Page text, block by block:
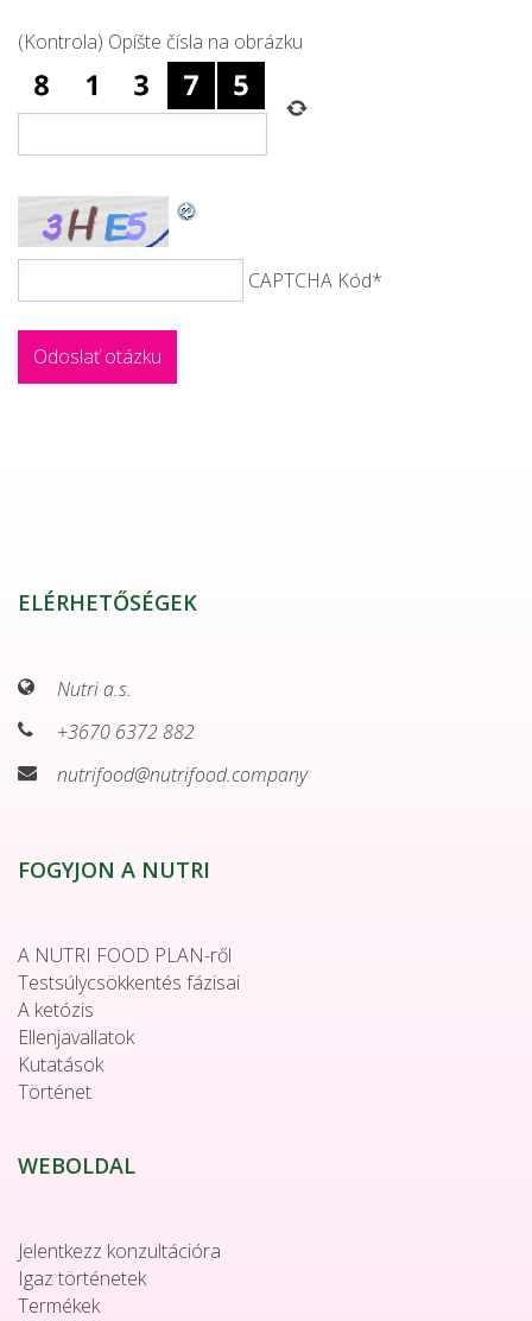
(Kontrola) Opíšte čísla na obrázku
CAPTCHA Kód*
ELÉRHETŐSÉGEK
Nutri a.s.
+3670 6372 882
nutrifood@nutrifood.company
FOGYJON A NUTRI
A NUTRI FOOD PLAN-ről
Testsúlycsökkentés fázisai
A ketózis
Ellenjavallatok
Kutatások
Történet
WEBOLDAL
Jelentkezz konzultációra
Igaz történetek
Termékek